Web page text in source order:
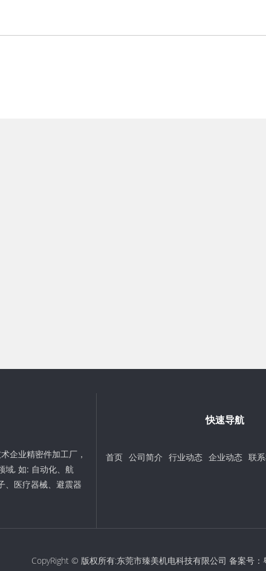
企业精密件加工厂，
域, 如: 自动化、航
、医疗器械、避震器
快速导航
首页 公司简介 行业动态 企业动态 联
CopyRight © 版权所有:东莞市臻美机电科技有限公司 备案号：